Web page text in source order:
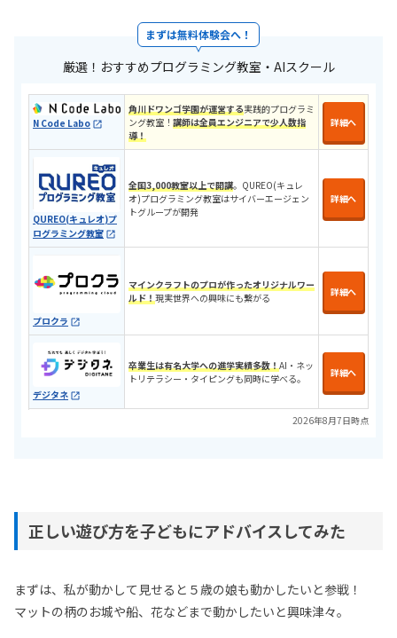
まずは無料体験会へ！
厳選！おすすめプログラミング教室・AIスクール
N Code Labo
角川ドワンゴ学園が運営する実践的プログラミ
ング教室！ 講師は全員エンジニアで少人数指
導！
詳細へ
QUREO(キュレオ)プ
ログラミング教室
全国3,000教室以上で開講。QUREO(キュレ
オ)プログラミング教室はサイバーエージェン
トグループが開発
詳細へ
プロクラ
マインクラフトのプロが作ったオリジナルワー
ルド！現実世界への興味にも繋がる 詳細へ
デジタネ
卒業生は有名大学への進学実績多数！AI・ネッ
トリテラシー・タイピングも同時に学べる。
詳細へ
2026年8月7日時点
正しい遊び方を子どもにアドバイスしてみた
まずは、私が動かして見せると５歳の娘も動かしたいと参戦！
マットの柄のお城や船、花などまで動かしたいと興味津々。